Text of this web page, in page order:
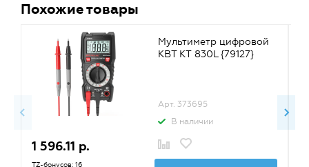
Похожие товары
Мультиметр цифровой
КВТ KT 830L {79127}
Арт. 373695
В наличии
1 596.11 р.
TZ-бонусов: 16